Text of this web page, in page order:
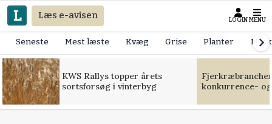
Læs e-avisen LOGIN MENU
Seneste Mest læste Kvæg Grise Planter
KWS Rallys topper årets
sortsforsøg i vinterbyg
konkurrence-